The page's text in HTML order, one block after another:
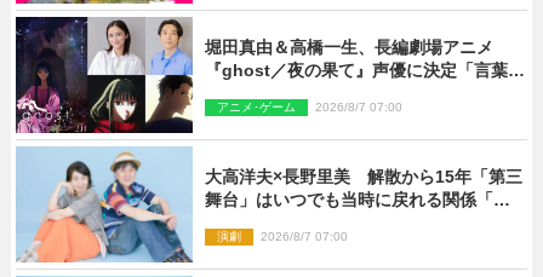
堀田真由＆高橋一生、長編劇場アニメ
『ghost／夜の果て』声優に決定「言葉に
た」
アニメ･ゲーム 2026/8/7 07:00
大高洋夫×長野里美 解散から15年「第三
舞台」はいつでも当時に戻れる関係「や
演劇 2026/8/7 07:00